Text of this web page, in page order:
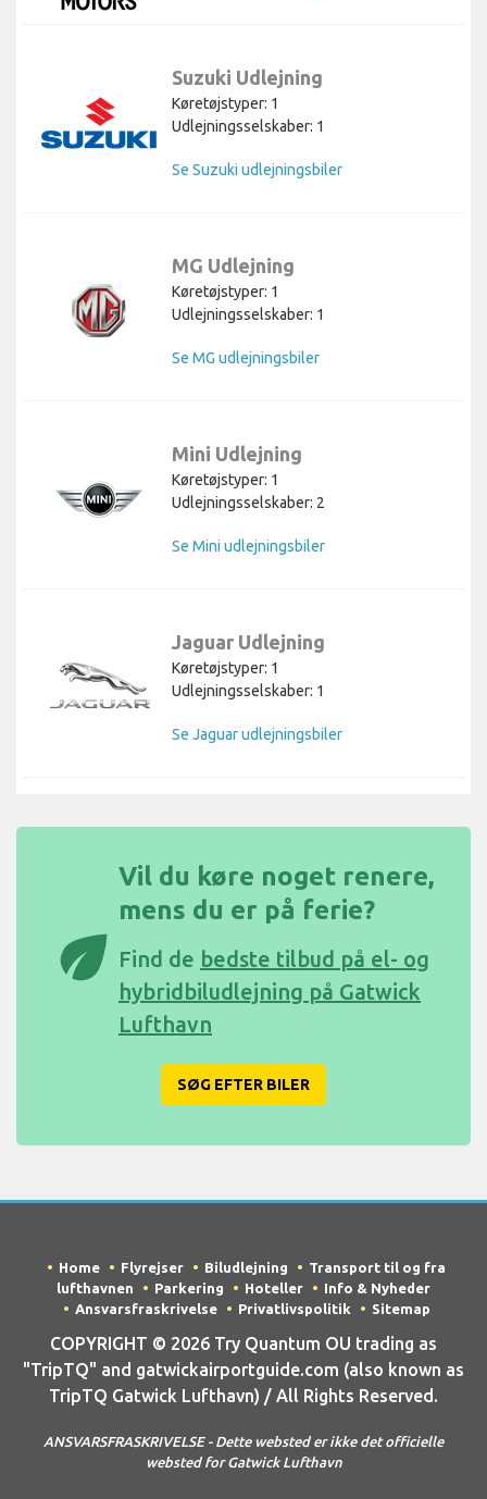
Suzuki Udlejning
Køretøjstyper: 1
Udlejningsselskaber: 1
Se Suzuki udlejningsbiler
MG Udlejning
Køretøjstyper: 1
Udlejningsselskaber: 1
Se MG udlejningsbiler
Mini Udlejning
Køretøjstyper: 1
Udlejningsselskaber: 2
Se Mini udlejningsbiler
Jaguar Udlejning
Køretøjstyper: 1
Udlejningsselskaber: 1
Se Jaguar udlejningsbiler
eco
Vil du køre noget renere,
mens du er på ferie?
Find de bedste tilbud på el- og
hybridbiludlejning på Gatwick
Lufthavn
SØG EFTER BILER
Home Flyrejser Biludlejning
Transport til og fra
lufthavnen
Parkering Hoteller
Info & Nyheder
Ansvarsfraskrivelse
Privatlivspolitik Sitemap
COPYRIGHT © 2026 Try Quantum OU trading as
"TripTQ" and gatwickairportguide.com (also known as
TripTQ Gatwick Lufthavn) / All Rights Reserved.
ANSVARSFRASKRIVELSE - Dette websted er ikke det officielle
websted for Gatwick Lufthavn